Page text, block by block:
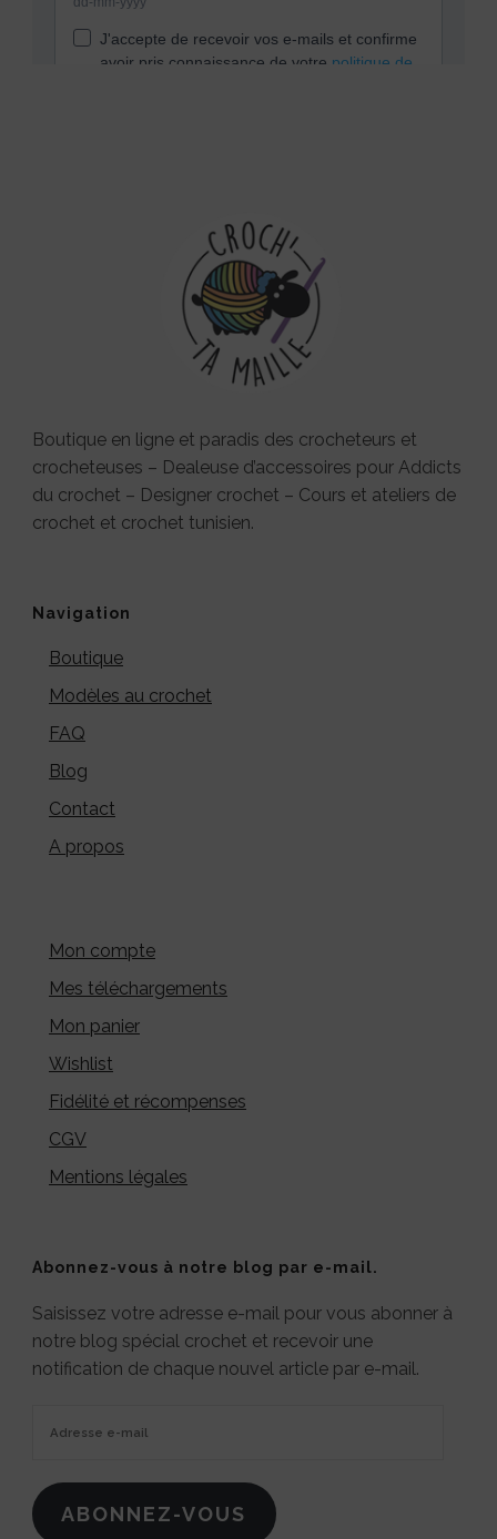
Boutique en ligne et paradis des crocheteurs et
crocheteuses – Dealeuse d’accessoires pour Addicts
du crochet – Designer crochet – Cours et ateliers de
crochet et crochet tunisien.
Navigation
Boutique
Modèles au crochet
FAQ
Blog
Contact
A propos
Mon compte
Mes téléchargements
Mon panier
Wishlist
Fidélité et récompenses
CGV
Mentions légales
Abonnez-vous à notre blog par e-mail.
Saisissez votre adresse e-mail pour vous abonner à
notre blog spécial crochet et recevoir une
notification de chaque nouvel article par e-mail.
ABONNEZ-VOUS